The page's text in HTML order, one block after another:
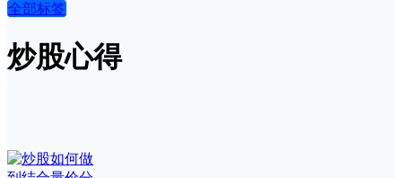
全部标签
炒股心得